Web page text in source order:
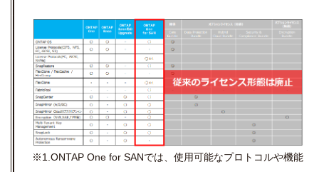
※1.ONTAP One for SANでは、使用可能なプロトコルや機能